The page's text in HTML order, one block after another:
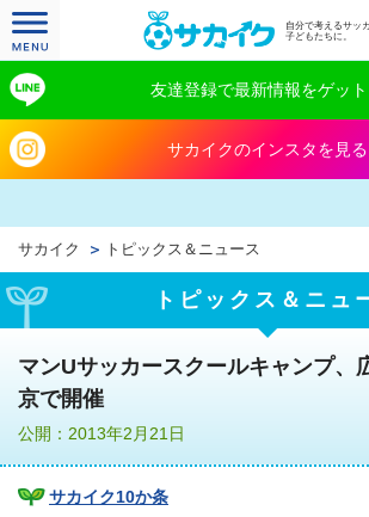
自分で考えるサッ
子どもたちに。
友達登録で最新情報をゲット
サカイクのインスタを見る
サカイク トピックス＆ニュース
トピックス＆ニュ
マンUサッカースクールキャンプ、
京で開催
公開：2013年2月21日
サカイク10か条